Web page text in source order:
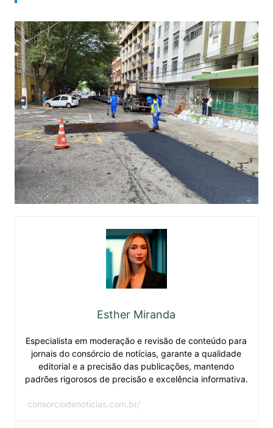
Esther Miranda
Especialista em moderação e revisão de conteúdo para
jornais do consórcio de notícias, garante a qualidade
editorial e a precisão das publicações, mantendo
padrões rigorosos de precisão e excelência informativa.
consorciodenoticias.com.br/